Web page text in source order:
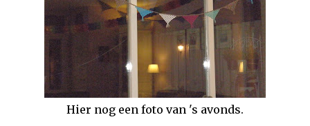
Hier nog een foto van 's avonds.